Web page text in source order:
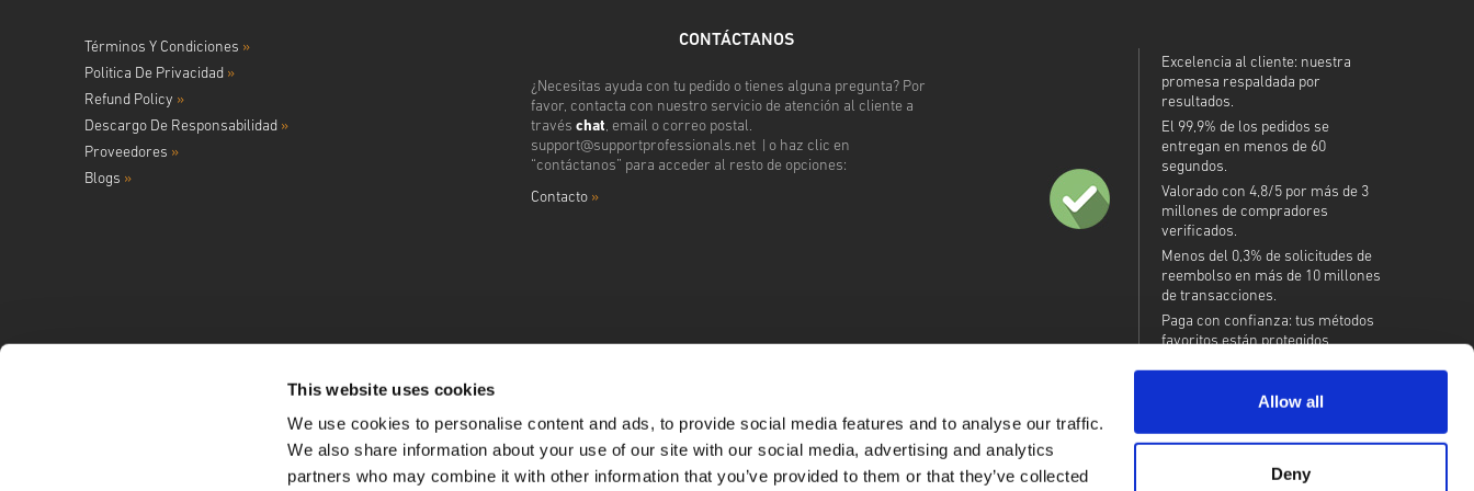
This website uses cookies
We use cookies to personalise content and ads, to provide social media features and to analyse our traffic.
We also share information about your use of our site with our social media, advertising and analytics
partners who may combine it with other information that you’ve provided to them or that they’ve collected
Allow all
Deny
Términos Y Condiciones »
Politica De Privacidad »
Refund Policy »
Descargo De Responsabilidad »
Proveedores »
Blogs »
CONTÁCTANOS
¿Necesitas ayuda con tu pedido o tienes alguna pregunta? Por
favor, contacta con nuestro servicio de atención al cliente a
través chat, email o correo postal.
support@supportprofessionals.net| o haz clic en
“contáctanos” para acceder al resto de opciones:
Contacto »
Excelencia al cliente: nuestra
promesa respaldada por
resultados.
El 99,9% de los pedidos se
entregan en menos de 60
segundos.
Valorado con 4,8/5 por más de 3
millones de compradores
verificados.
Menos del 0,3% de solicitudes de
reembolso en más de 10 millones
de transacciones.
Paga con confianza: tus métodos
favoritos están protegidos.